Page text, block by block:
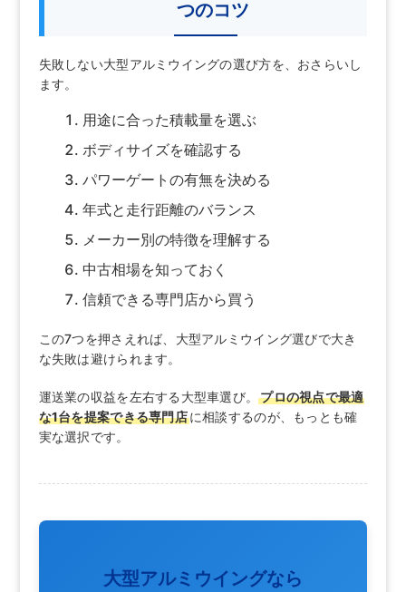
つのコツ
失敗しない大型アルミウイングの選び方を、おさらいし
ます。
用途に合った積載量を選ぶ
ボディサイズを確認する
パワーゲートの有無を決める
年式と走行距離のバランス
メーカー別の特徴を理解する
中古相場を知っておく
信頼できる専門店から買う
この7つを押さえれば、大型アルミウイング選びで大き
な失敗は避けられます。
運送業の収益を左右する大型車選び。プロの視点で最適
な1台を提案できる専門店に相談するのが、もっとも確
実な選択です。
大型アルミウイングなら